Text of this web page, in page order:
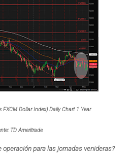
FXCM Dollar Index) Daily Chart 1 Year
TD Ameritrade
para las jornadas venideras?